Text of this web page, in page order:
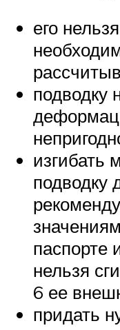
его
подводку
изгибать
подводку
паспорте
нельзя
6 ее
придать